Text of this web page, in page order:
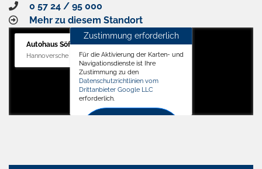
0 57 24 / 95 000
Mehr zu diesem Standort
Autohaus Söffker GmbH
Hannoversche Str. 34, 31688 Nienstädt
Zustimmung erforderlich
Für die Aktivierung der Karten- und
Navigationsdienste ist Ihre
Zustimmung zu den
Datenschutzrichtlinien vom
Drittanbieter Google LLC
erforderlich.